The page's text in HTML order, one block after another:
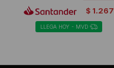
$ 1.267
LLEGA HOY - MVD